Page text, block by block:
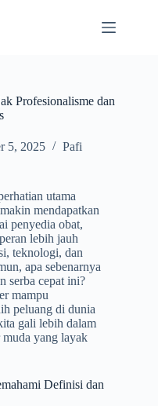
Profesionalisme dan
5, 2025 Pafi
utama
mendapatkan
penyedia obat,
lebih jauh
teknologi, dan
apa sebenarnya
serba cepat ini?
mampu
peluang di dunia
gali lebih dalam
muda yang layak
Definisi dan